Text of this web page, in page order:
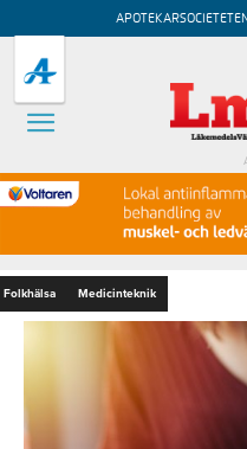
APOTEKARSOCIETETEN
Folkhälsa Medicinteknik